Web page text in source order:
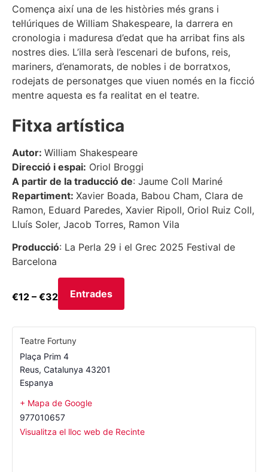
Comença així una de les històries més grans i
tel·lúriques de William Shakespeare, la darrera en
cronologia i maduresa d’edat que ha arribat fins als
nostres dies. L’illa serà l’escenari de bufons, reis,
mariners, d’enamorats, de nobles i de borratxos,
rodejats de personatges que viuen només en la ficció
mentre aquesta es fa realitat en el teatre.
Fitxa artística
Autor: William Shakespeare
Direcció i espai: Oriol Broggi
A partir de la traducció de: Jaume Coll Mariné
Repartiment: Xavier Boada, Babou Cham, Clara de
Ramon, Eduard Paredes, Xavier Ripoll, Oriol Ruiz Coll,
Lluís Soler, Jacob Torres, Ramon Vila
Producció: La Perla 29 i el Grec 2025 Festival de
Barcelona
€12 – €32 Entrades
Teatre Fortuny
Plaça Prim 4
Reus, Catalunya 43201
Espanya
+ Mapa de Google
977010657
Visualitza el lloc web de Recinte